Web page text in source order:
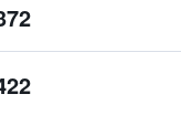
372
422